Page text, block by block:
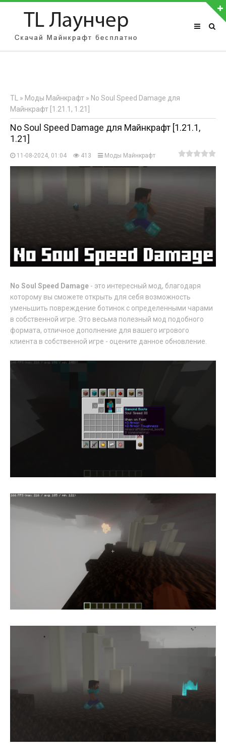
АВТОРИЗАЦИЯ НА САЙТЕ
Регистрация
TL » Моды Майнкрафт » No Soul Speed Damage для
Майнкрафт [1.21.1, 1.21]
No Soul Speed Damage для Майнкрафт [1.21.1,
1.21]
11-08-2024, 01:04 413 Моды Майнкрафт
No Soul Speed Damage - это интересный мод, благодаря
которому вы сможете открыть для себя возможность
уменьшить повреждение ботинок с определенными чарами
в собственной игре. Это весьма полезный мод подобного
формата, отличное дополнение для вашего игрового
клиента в собственной игре - оцените данное обновление.